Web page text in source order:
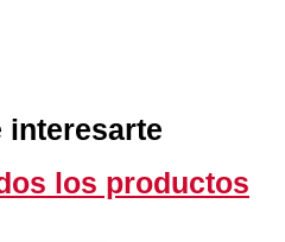
interesarte
los productos